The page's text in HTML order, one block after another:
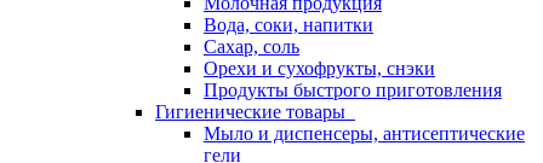
Вода, соки, напитки
Сахар, соль
Орехи и сухофрукты, снэки
Продукты быстрого приготовления
Гигиенические товары
Мыло и диспенсеры, антисептические
гели